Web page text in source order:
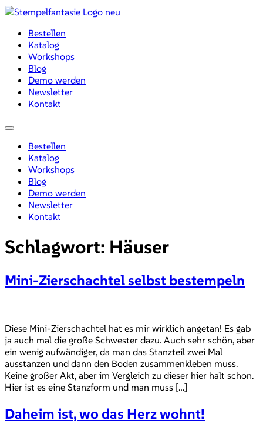
Zum
wechselnBestellen
Katalog
Workshops
Blog
Demo werden
Newsletter
Kontakt
Menü
Bestellen
Katalog
Workshops
Blog
Demo werden
Newsletter
Kontakt
Schlagwort: Häuser
Mini-Zierschachtel selbst bestempeln
Diese Mini-Zierschachtel hat es mir wirklich angetan! Es gab
ja auch mal die große Schwester dazu. Auch sehr schön, aber
ein wenig aufwändiger, da man das Stanzteil zwei Mal
ausstanzen und dann den Boden zusammenkleben muss.
Keine großer Akt, aber im Vergleich zu dieser hier halt schon.
Hier ist es eine Stanzform und man muss […]
Daheim ist, wo das Herz wohnt!